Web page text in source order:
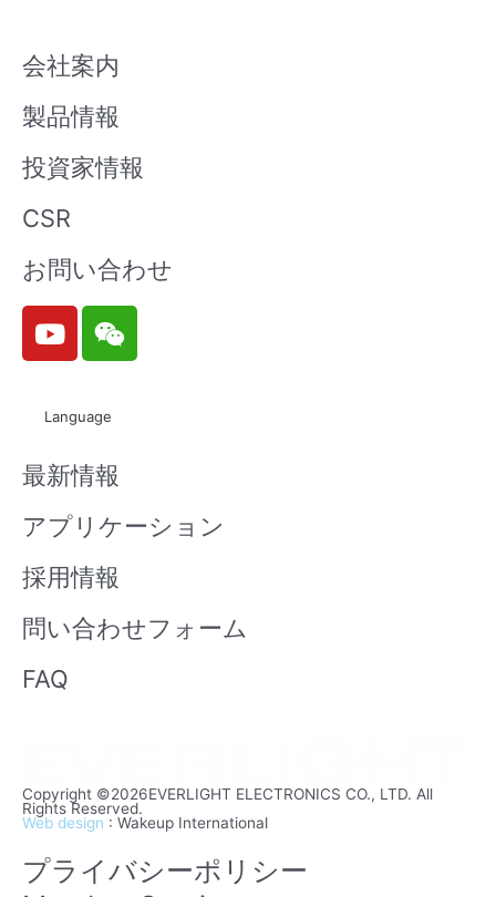
会社案内
製品情報
投資家情報
CSR
お問い合わせ
Y
o
u
b
e
W
e
i
n
Language
最新情報
アプリケーション
採用情報
問い合わせフォーム
FAQ
Copyright ©2026EVERLIGHT ELECTRONICS CO., LTD. All
Rights Reserved.
Web design : Wakeup International
プライバシーポリシー